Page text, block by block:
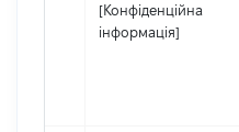
[Конфіденційна
інформація]